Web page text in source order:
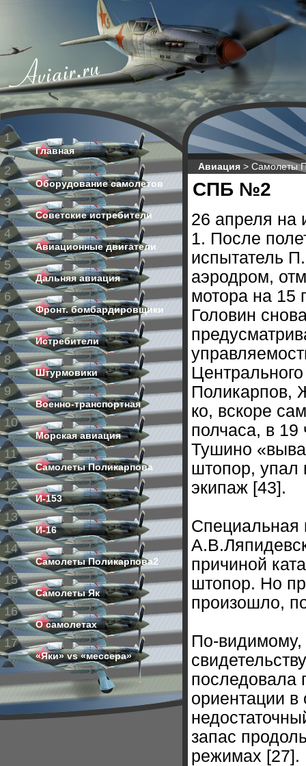
1
Главная
2
Оборудование самолетов
3
Советские истребители
4
Авиационные двигатели
5
Дальняя авиация
6
Фронт. бомбардировщики
7
Истребители
8
Штурмовики
9
Военно-транспортная
10
Морская авиация
11
Самолеты Поликарпова
12
И-153
13
И-16
14
Самолеты Поликарпова2
15
Самолеты Як
16
О самолетах
17
«Яки» vs «мессера»
Авиация > Самолеты
СПБ №2
26 апреля
1. После
испытатель
аэродром,
мотора на 15
Головин
Поликарпов,
ко, вскоре
полчаса, в
Тушино
штопор, упал
экипаж [43].
Специальная
причиной
штопор. Но
произошло,
По-видимому,
последовала
ориентации
запас
режимах [27].